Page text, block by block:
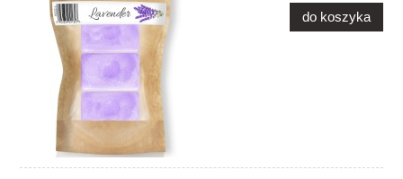
do koszyka